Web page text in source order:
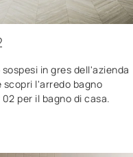
in gres dell'azienda
scopri l'arredo bagno
per il bagno di casa.